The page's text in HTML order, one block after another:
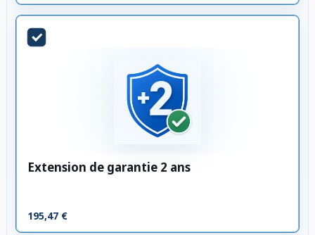
Extension de garantie 2 ans
195,47 €